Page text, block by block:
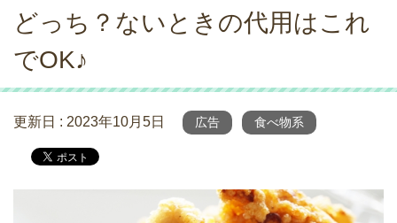
どっち？ないときの代用はこれ
でOK♪
更新日 : 2023年10月5日 広告 食べ物系